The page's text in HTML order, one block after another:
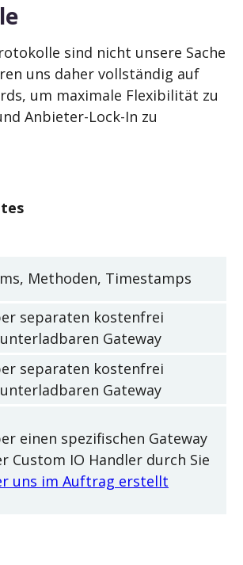
sind nicht unsere Sache
uns daher vollständig auf
um maximale Flexibilität zu
Anbieter-Lock-In zu
Methoden, Timestamps
separaten kostenfrei
Gateway
separaten kostenfrei
Gateway
einen spezifischen Gateway
Custom IO Handler durch Sie
uns im Auftrag erstellt